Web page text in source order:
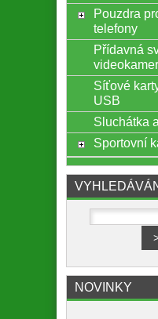
Pouzdra
telefony
Přídavná
Síťové
USB
Sluchátka
Sportovní
NOVINKY